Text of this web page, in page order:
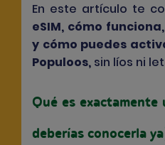
En este artículo te
eSIM, cómo
y cómo puedes
Populoos, sin líos ni
Qué es exactamente
deberías conocerla